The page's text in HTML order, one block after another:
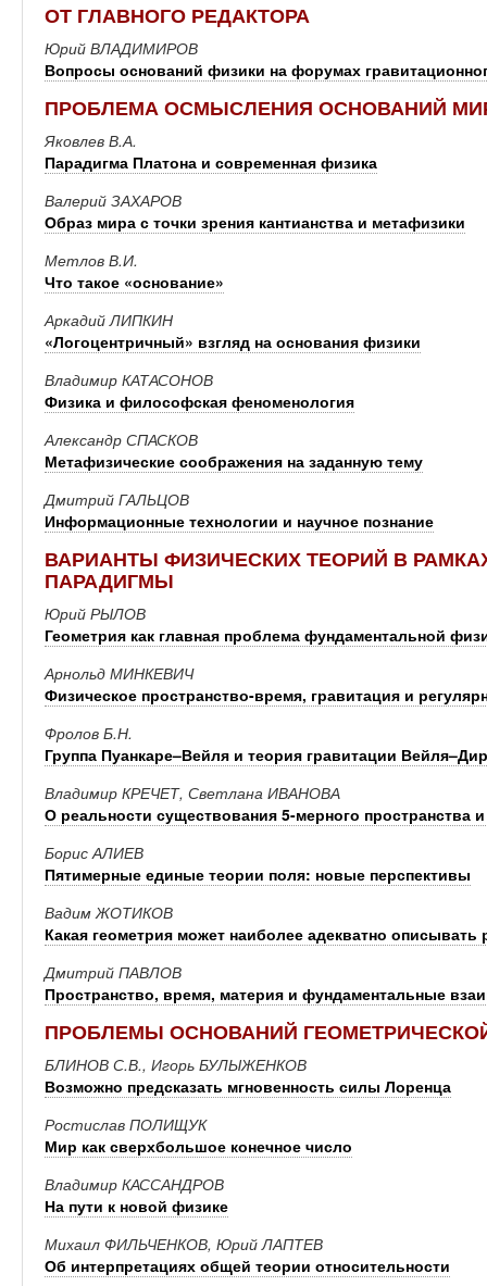
ОТ ГЛАВНОГО РЕДАКТОРА
Юрий ВЛАДИМИРОВ
Вопросы оснований физики на форумах
ПРОБЛЕМА ОСМЫСЛЕНИЯ ОСНОВАНИЙ
Яковлев В.А.
Парадигма Платона и современная физика
Валерий ЗАХАРОВ
Образ мира с точки зрения кантианства и метафизики
Метлов В.И.
Что такое «основание»
Аркадий ЛИПКИН
«Логоцентричный» взгляд на основания физики
Владимир КАТАСОНОВ
Физика и философская феноменология
Александр СПАСКОВ
Метафизические соображения на заданную тему
Дмитрий ГАЛЬЦОВ
Информационные технологии и научное познание
ВАРИАНТЫ ФИЗИЧЕСКИХ ТЕОРИЙ В
ПАРАДИГМЫ
Юрий РЫЛОВ
Геометрия как главная проблема фундаментальной
Арнольд МИНКЕВИЧ
Физическое пространство-время, гравитация и
Фролов Б.Н.
Группа Пуанкаре–Вейля и теория гравитации
Владимир КРЕЧЕТ, Светлана ИВАНОВА
О реальности существования 5-мерного
Борис АЛИЕВ
Пятимерные единые теории поля: новые перспективы
Вадим ЖОТИКОВ
Какая геометрия может наиболее адекватно
Дмитрий ПАВЛОВ
Пространство, время, материя и фундаментальные
ПРОБЛЕМЫ ОСНОВАНИЙ
БЛИНОВ С.В., Игорь БУЛЫЖЕНКОВ
Возможно предсказать мгновенность силы Лоренца
Ростислав ПОЛИЩУК
Мир как сверхбольшое конечное число
Владимир КАССАНДРОВ
На пути к новой физике
Михаил ФИЛЬЧЕНКОВ, Юрий ЛАПТЕВ
Об интерпретациях общей теории относительности